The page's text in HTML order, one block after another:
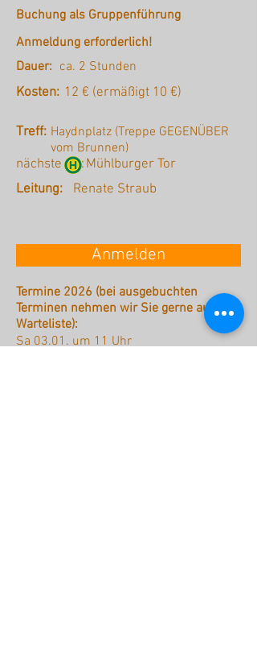
Buchung als Gruppenführung
Anmeldung erforderlich!
ca. 2 Stunden
Dauer:
Kosten: 12 € (ermäßigt 10 €)
Treff: Haydnplatz (Treppe GEGENÜBER
vom Brunnen)
nächste : Mühlburger Tor
Leitung:
Renate Straub
Anmelden
Termine 2026 (bei ausgebuchten
Terminen nehmen wir Sie gerne auf die
Warteliste):
Sa 03.01. um 11 Uhr